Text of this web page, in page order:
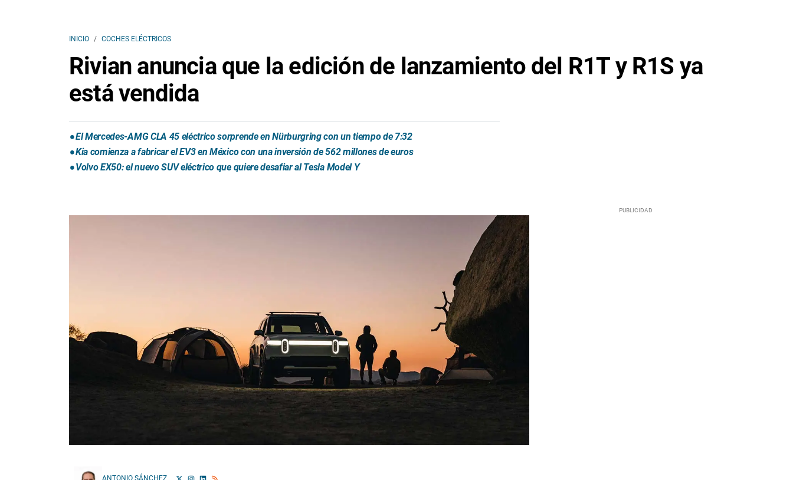
INICIO COCHES ELÉCTRICOS
Rivian anuncia que la edición de lanzamiento del R1T y R1S ya
está vendida
El Mercedes-AMG CLA 45 eléctrico sorprende en Nürburgring con un tiempo de 7:32
Kia comienza a fabricar el EV3 en México con una inversión de 562 millones de euros
Volvo EX50: el nuevo SUV eléctrico que quiere desafiar al Tesla Model Y
ANTONIO SÁNCHEZ